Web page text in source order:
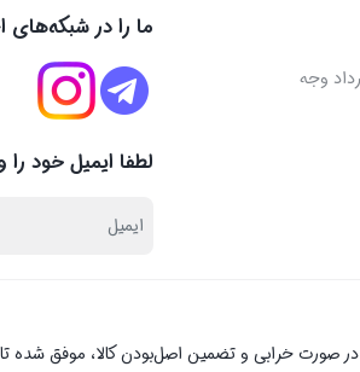
وجه
ما را در شبکه‌های
لطفا ایمیل خود را
اینترنتی با بیش از یک دهه تجربه، با پایبندی به اصل مشتری مداری ، 3 روز ضمانت بازگشت کالا در صورت